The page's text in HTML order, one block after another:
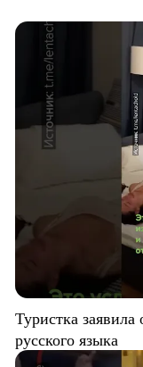
Туристка
русского языка